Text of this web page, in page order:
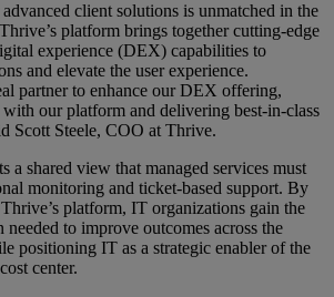
client solutions is unmatched in the
platform brings together cutting‑edge
experience (DEX) capabilities to
and elevate the user experience.
partner to enhance our DEX offering,
our platform and delivering best‑in‑class
Scott Steele, COO at Thrive.
a shared view that managed services must
monitoring and ticket-based support. By
platform, IT organizations gain the
needed to improve outcomes across the
positioning IT as a strategic enabler of the
center.